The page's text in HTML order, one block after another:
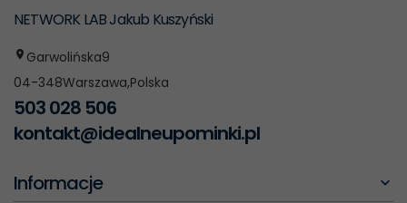
NETWORK LAB Jakub Kuszyński
Garwolińska9
04-348Warszawa,Polska
503 028 506
kontakt@idealneupominki.pl
Informacje